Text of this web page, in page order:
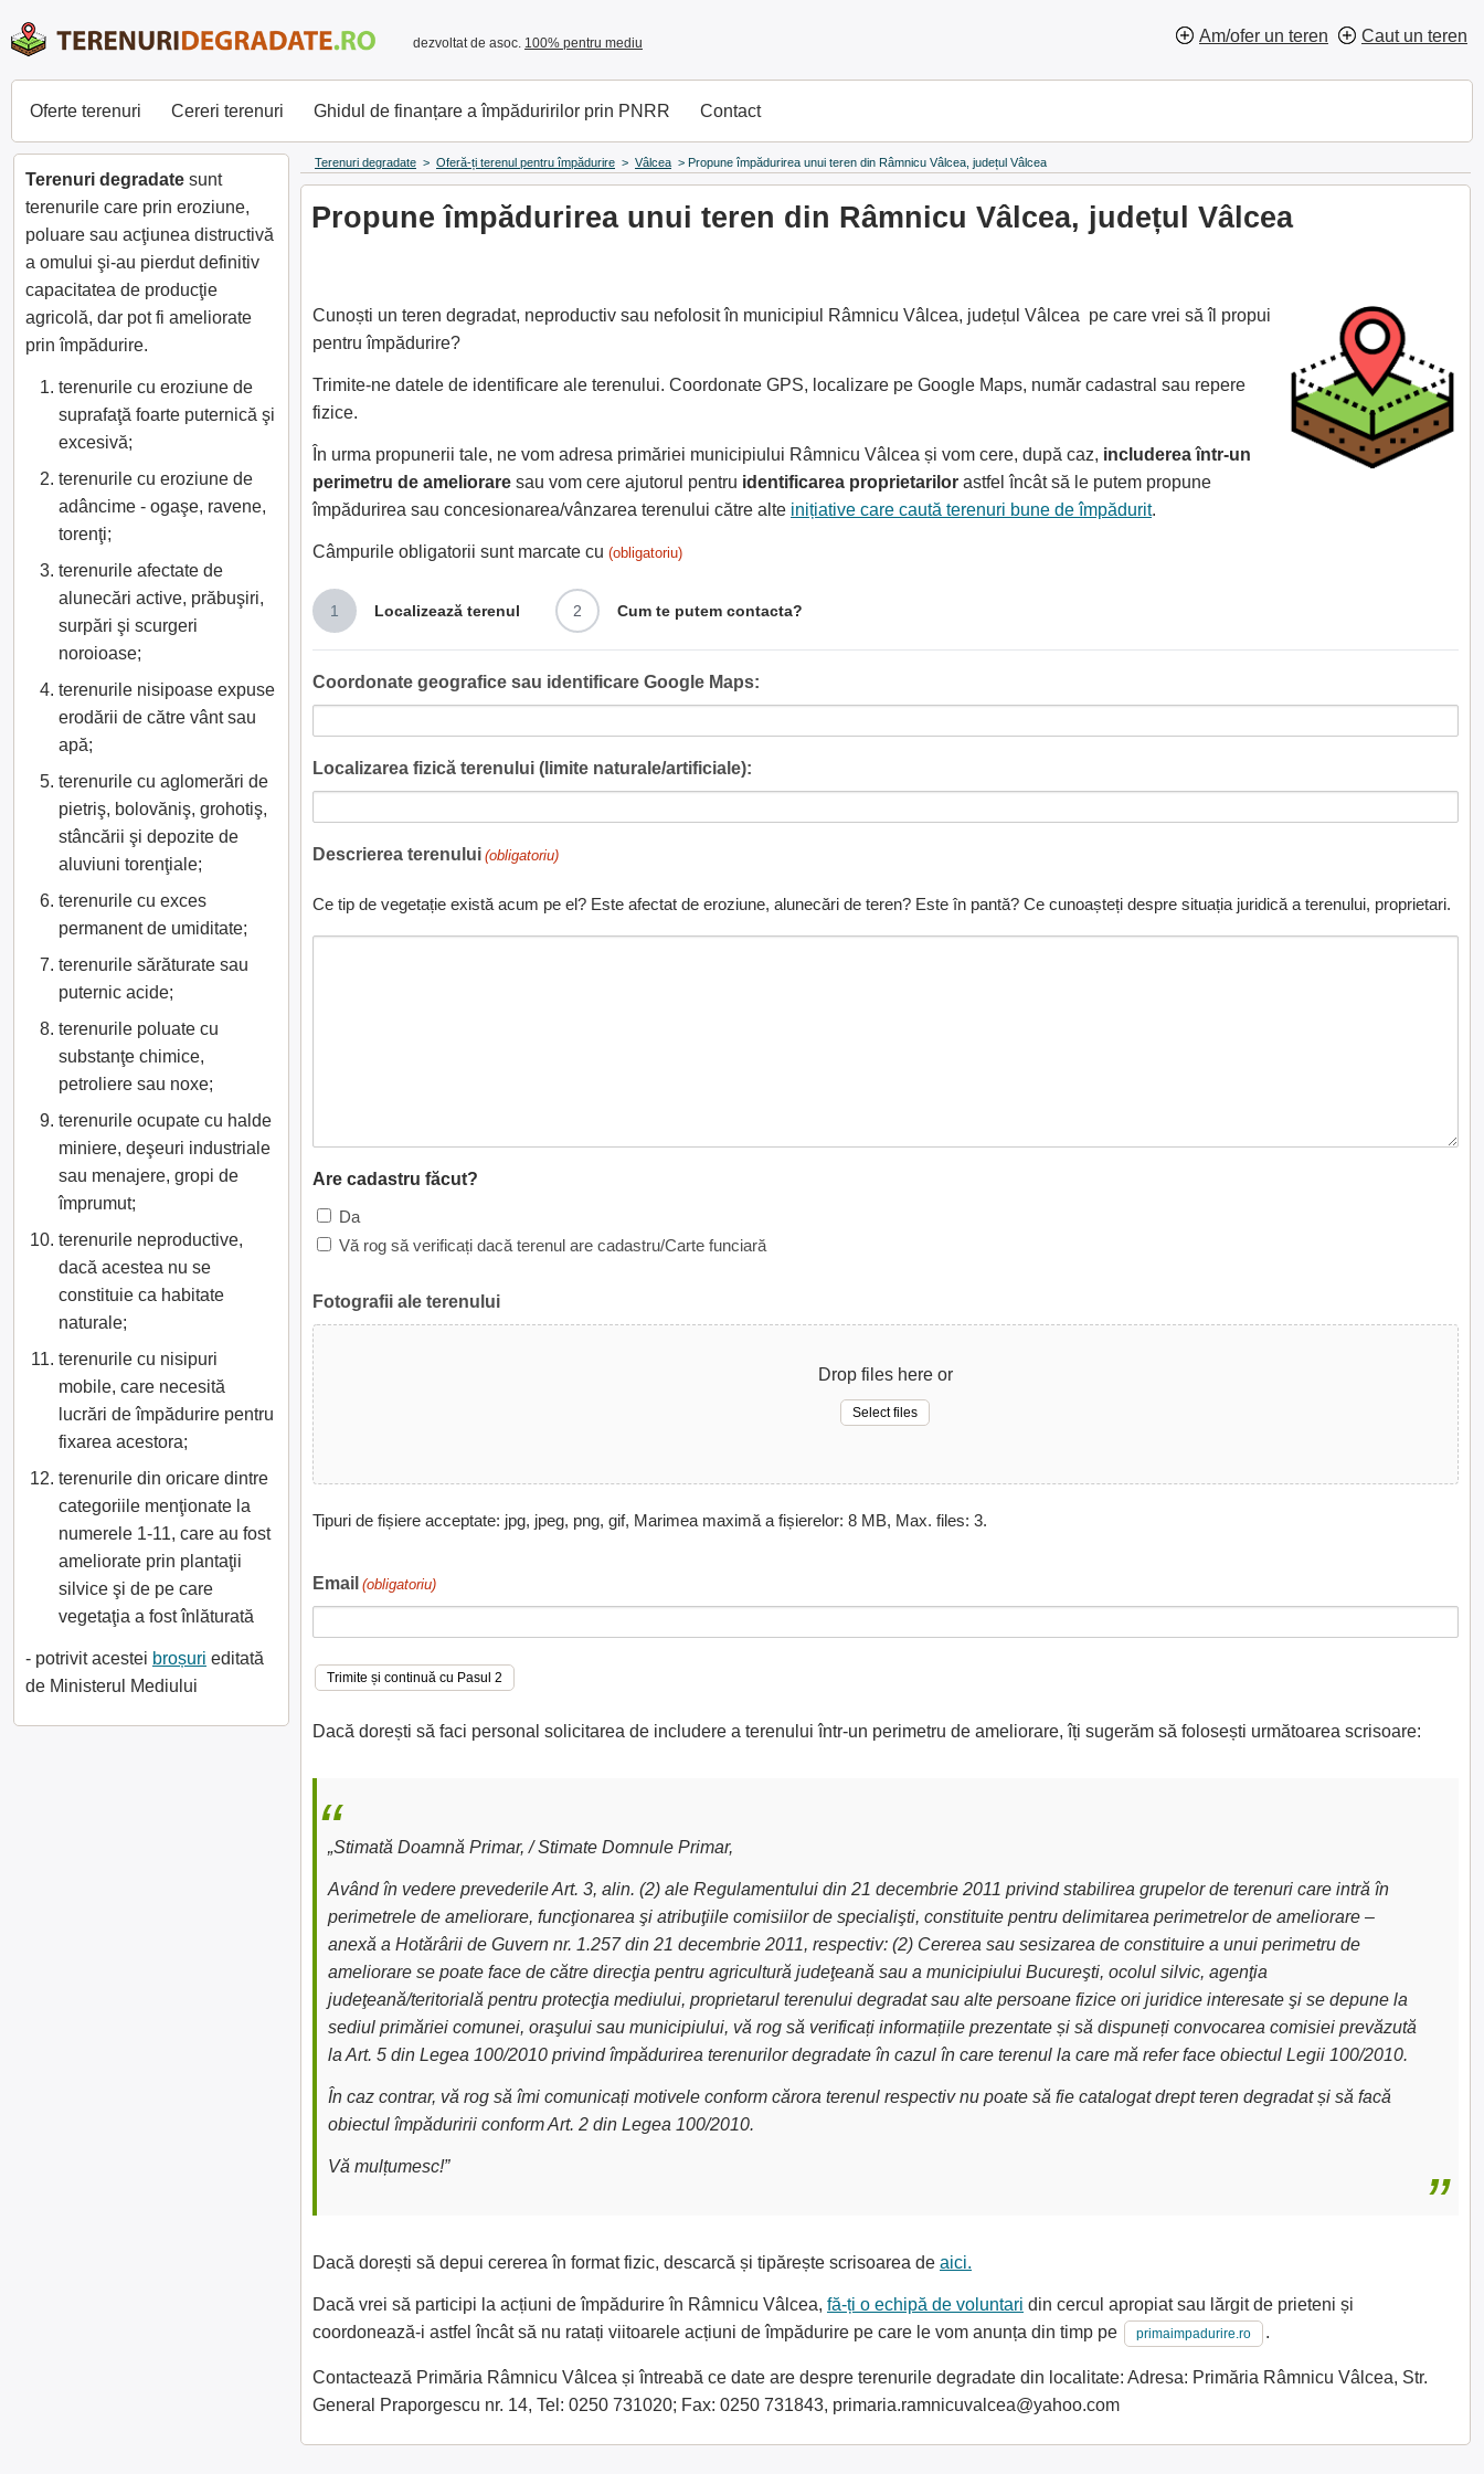
dezvoltat de asoc. 100% pentru mediu Am/ofer un teren Caut un teren
Oferte terenuri Cereri terenuri Ghidul de finanțare a împăduririlor prin PNRR Contact
Terenuri degradate > Oferă-ți terenul pentru împădurire > Vâlcea > Propune împădurirea unui teren din Râmnicu Vâlcea, județul Vâlcea
Propune împădurirea unui teren din Râmnicu Vâlcea, județul Vâlcea
Cunoști un teren degradat, neproductiv sau nefolosit în municipiul Râmnicu Vâlcea, județul Vâlcea pe care vrei să îl propui
pentru împădurire?
Trimite-ne datele de identificare ale terenului. Coordonate GPS, localizare pe Google Maps, număr cadastral sau repere
fizice.
În urma propunerii tale, ne vom adresa primăriei municipiului Râmnicu Vâlcea și vom cere, după caz, includerea într-un
perimetru de ameliorare sau vom cere ajutorul pentru identificarea proprietarilor astfel încât să le putem propune
împădurirea sau concesionarea/vânzarea terenului către alte inițiative care caută terenuri bune de împădurit.
Câmpurile obligatorii sunt marcate cu (obligatoriu)
1 Localizează terenul 2 Cum te putem contacta?
Coordonate geografice sau identificare Google Maps:
Localizarea fizică terenului (limite naturale/artificiale):
Descrierea terenului (obligatoriu)
Ce tip de vegetație există acum pe el? Este afectat de eroziune, alunecări de teren? Este în pantă? Ce cunoașteți despre situația juridică a terenului, proprietari.
Are cadastru făcut?
Da
Vă rog să verificați dacă terenul are cadastru/Carte funciară
Fotografii ale terenului
Drop files here or
Select files
Tipuri de fișiere acceptate: jpg, jpeg, png, gif, Marimea maximă a fișierelor: 8 MB, Max. files: 3.
Email (obligatoriu)
Dacă dorești să faci personal solicitarea de includere a terenului într-un perimetru de ameliorare, îți sugerăm să folosești următoarea scrisoare:
„Stimată Doamnă Primar, / Stimate Domnule Primar,
Având în vedere prevederile Art. 3, alin. (2) ale Regulamentului din 21 decembrie 2011 privind stabilirea grupelor de terenuri care intră în
perimetrele de ameliorare, funcţionarea şi atribuţiile comisiilor de specialişti, constituite pentru delimitarea perimetrelor de ameliorare –
anexă a Hotărârii de Guvern nr. 1.257 din 21 decembrie 2011, respectiv: (2) Cererea sau sesizarea de constituire a unui perimetru de
ameliorare se poate face de către direcţia pentru agricultură judeţeană sau a municipiului Bucureşti, ocolul silvic, agenţia
judeţeană/teritorială pentru protecţia mediului, proprietarul terenului degradat sau alte persoane fizice ori juridice interesate şi se depune la
sediul primăriei comunei, oraşului sau municipiului, vă rog să verificați informațiile prezentate și să dispuneți convocarea comisiei prevăzută
la Art. 5 din Legea 100/2010 privind împădurirea terenurilor degradate în cazul în care terenul la care mă refer face obiectul Legii 100/2010.
În caz contrar, vă rog să îmi comunicați motivele conform cărora terenul respectiv nu poate să fie catalogat drept teren degradat și să facă
obiectul împăduririi conform Art. 2 din Legea 100/2010.
Vă mulțumesc!”
Dacă dorești să depui cererea în format fizic, descarcă și tipărește scrisoarea de aici.
Dacă vrei să participi la acțiuni de împădurire în Râmnicu Vâlcea, fă-ți o echipă de voluntari din cercul apropiat sau lărgit de prieteni și
coordonează-i astfel încât să nu ratați viitoarele acțiuni de împădurire pe care le vom anunța din timp pe
primaimpadurire.ro .
Contactează Primăria Râmnicu Vâlcea și întreabă ce date are despre terenurile degradate din localitate: Adresa: Primăria Râmnicu Vâlcea, Str.
General Praporgescu nr. 14, Tel: 0250 731020; Fax: 0250 731843, primaria.ramnicuvalcea@yahoo.com
Terenuri degradate sunt
terenurile care prin eroziune,
poluare sau acţiunea distructivă
a omului şi-au pierdut definitiv
capacitatea de producţie
agricolă, dar pot fi ameliorate
prin împădurire.
terenurile cu eroziune de
suprafaţă foarte puternică şi
excesivă;
terenurile cu eroziune de
adâncime - ogaşe, ravene,
torenţi;
terenurile afectate de
alunecări active, prăbuşiri,
surpări şi scurgeri
noroioase;
terenurile nisipoase expuse
erodării de către vânt sau
apă;
terenurile cu aglomerări de
pietriş, bolovăniş, grohotiş,
stâncării şi depozite de
aluviuni torenţiale;
terenurile cu exces
permanent de umiditate;
terenurile sărăturate sau
puternic acide;
terenurile poluate cu
substanţe chimice,
petroliere sau noxe;
terenurile ocupate cu halde
miniere, deşeuri industriale
sau menajere, gropi de
împrumut;
terenurile neproductive,
dacă acestea nu se
constituie ca habitate
naturale;
terenurile cu nisipuri
mobile, care necesită
lucrări de împădurire pentru
fixarea acestora;
terenurile din oricare dintre
categoriile menţionate la
numerele 1-11, care au fost
ameliorate prin plantaţii
silvice şi de pe care
vegetaţia a fost înlăturată
- potrivit acestei broșuri editată
de Ministerul Mediului